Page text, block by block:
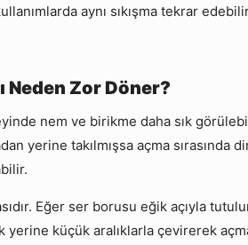
aynı sıkışma tekrar
Neden Zor Döner?
nem ve birikme daha sık
yerine takılmışsa açma
Eğer ser borusu eğik açıyla
küçük aralıklarla çevirerek